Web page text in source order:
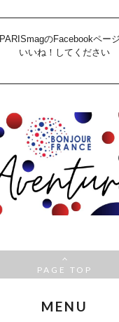
PARISmagのFacebookペー
いいね！してください
PAGE TOP
MENU